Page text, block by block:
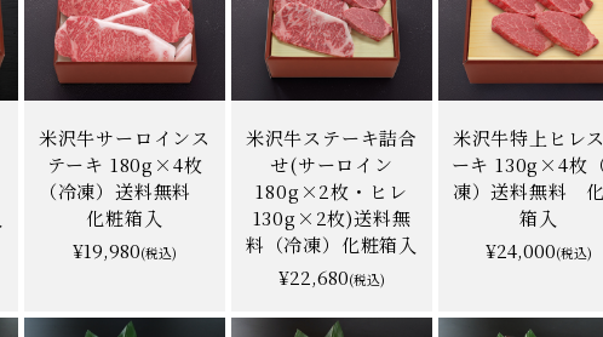
米沢牛サーロインス
テーキ 180g×4枚
（冷凍）送料無料
化粧箱入
¥19,980(税込)
米沢牛ステーキ詰合
せ(サーロイン
180g×2枚・ヒレ
130g×2枚)送料無
料（冷凍）化粧箱入
¥22,680(税込)
米沢牛特上ヒレ
ーキ 130g×4枚
凍）送料無料
箱入
¥24,000(税込)